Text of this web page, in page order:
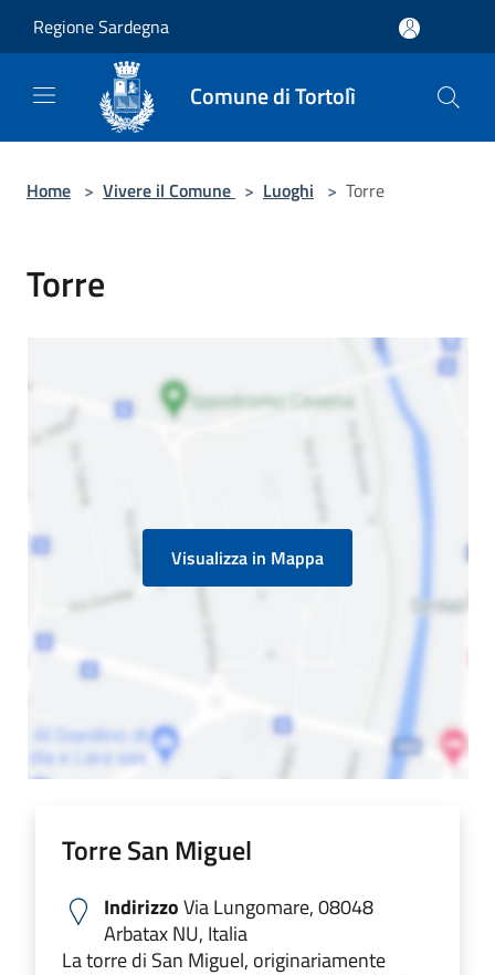
Regione Sardegna
Comune di Tortolì
Home > Vivere il Comune > Luoghi > Torre
Torre
Visualizza in Mappa
Torre San Miguel
IndirizzoVia Lungomare, 08048
Arbatax NU, Italia
La torre di San Miguel, originariamente